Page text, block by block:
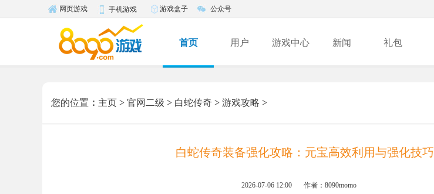
网页游戏 手机游戏 游戏盒子 公众号
首页 用户 游戏中心 新闻 礼包
您的位置 ： 主页 > 官网二级 > 白蛇传奇 > 游戏攻略 >
白蛇传奇装备强化攻略：元宝高效利用与强化技巧
2026-07-06 12:00 作者：8090momo